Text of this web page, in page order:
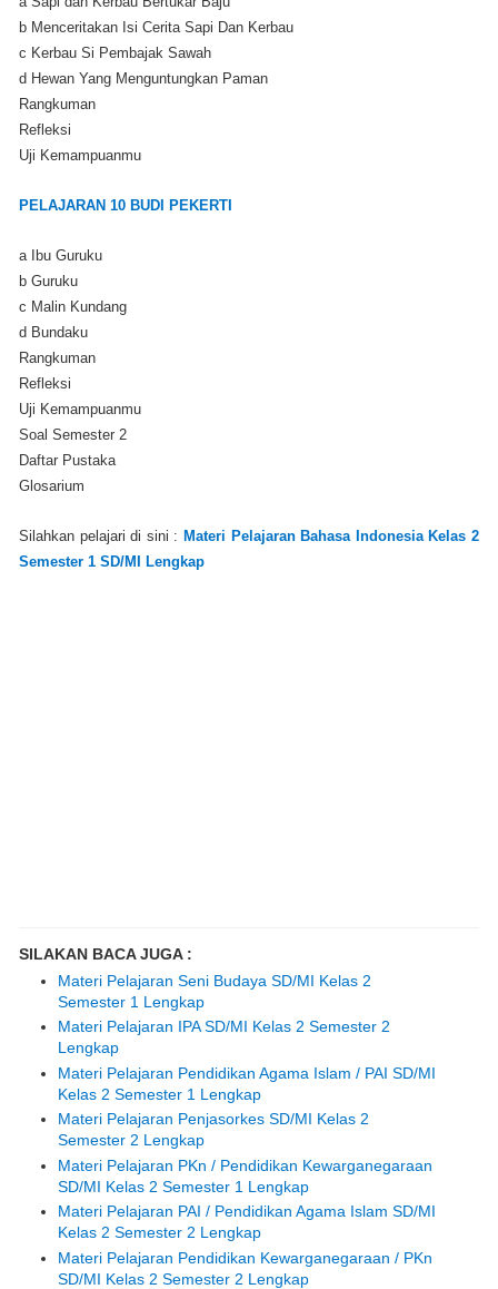
b Menceritakan Isi Cerita Sapi Dan Kerbau
c Kerbau Si Pembajak Sawah
d Hewan Yang Menguntungkan Paman
Rangkuman
Refleksi
Uji Kemampuanmu
PELAJARAN 10 BUDI PEKERTI
a Ibu Guruku
b Guruku
c Malin Kundang
d Bundaku
Rangkuman
Refleksi
Uji Kemampuanmu
Soal Semester 2
Daftar Pustaka
Glosarium
Silahkan pelajari di sini : Materi Pelajaran Bahasa Indonesia Kelas 2
Semester 1 SD/MI Lengkap
SILAKAN BACA JUGA :
Materi Pelajaran Seni Budaya SD/MI Kelas 2
Semester 1 Lengkap
Materi Pelajaran IPA SD/MI Kelas 2 Semester 2
Lengkap
Materi Pelajaran Pendidikan Agama Islam / PAI SD/MI
Kelas 2 Semester 1 Lengkap
Materi Pelajaran Penjasorkes SD/MI Kelas 2
Semester 2 Lengkap
Materi Pelajaran PKn / Pendidikan Kewarganegaraan
SD/MI Kelas 2 Semester 1 Lengkap
Materi Pelajaran PAI / Pendidikan Agama Islam SD/MI
Kelas 2 Semester 2 Lengkap
Materi Pelajaran Pendidikan Kewarganegaraan / PKn
SD/MI Kelas 2 Semester 2 Lengkap